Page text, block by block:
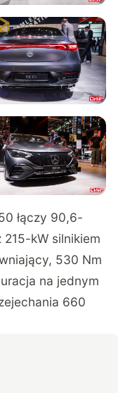
łączy 90,6-
kW silnikiem
530 Nm
na jednym
660